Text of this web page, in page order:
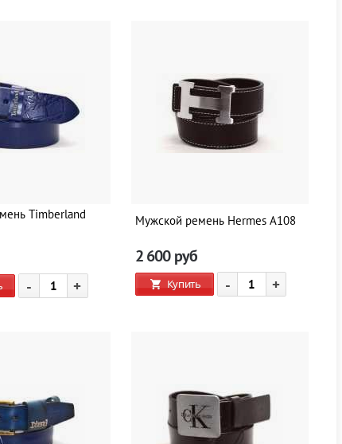
Timberland
- +
Мужской ремень Hermes A108
2 600 руб
Купить - +